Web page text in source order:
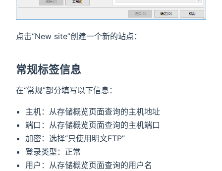
点击“New site”创建一个新的站点：
常规标签信息
在“常规”部分填写以下信息：
主机：从存储概览页面查询的主机地址
端口：从存储概览页面查询的主机端口
加密：选择“只使用明文FTP”
登录类型：正常
用户：从存储概览页面查询的用户名